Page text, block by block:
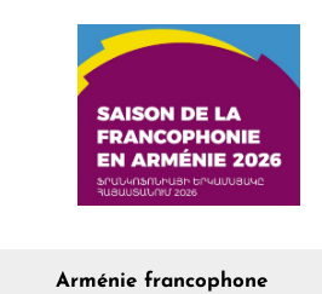
Arménie francophone